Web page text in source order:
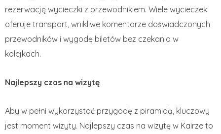
rezerwację wycieczki z przewodnikiem. Wiele wycieczek
oferuje transport, wnikliwe komentarze doświadczonych
przewodników i wygodę biletów bez czekania w
kolejkach.
Najlepszy czas na wizytę
Aby w pełni wykorzystać przygodę z piramidą, kluczowy
jest moment wizyty. Najlepszy czas na wizytę w Kairze to